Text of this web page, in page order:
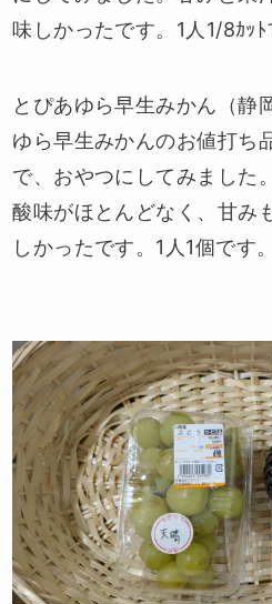
味しかったです。1人1/8ｶｯﾄ
とぴあゆら早生みかん（静
ゆら早生みかんのお値打ち
で、おやつにしてみました
酸味がほとんどなく、甘み
しかったです。1人1個です。